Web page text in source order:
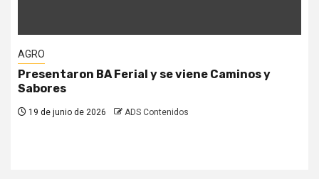
AGRO
Presentaron BA Ferial y se viene Caminos y
Sabores
19 de junio de 2026 ADS Contenidos